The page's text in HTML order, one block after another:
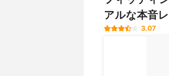
アルな本音
3.07